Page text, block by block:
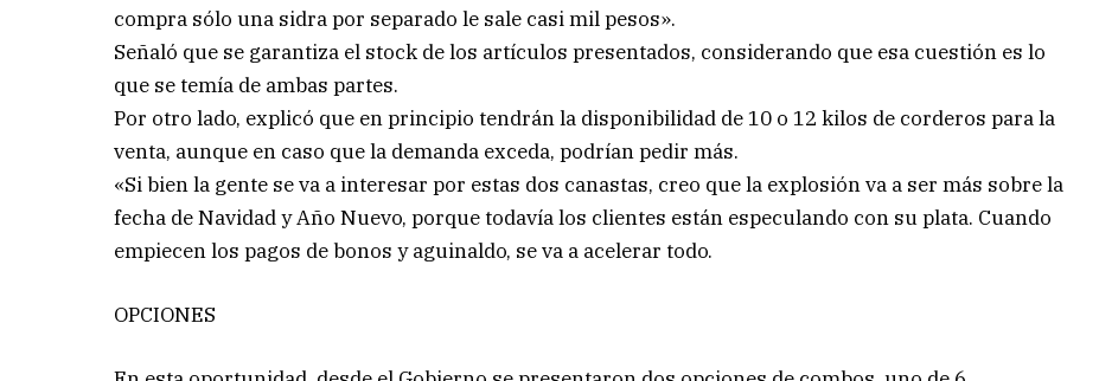
compra sólo una sidra por separado le sale casi mil pesos».
Señaló que se garantiza el stock de los artículos presentados, considerando que esa cuestión es lo
que se temía de ambas partes.
Por otro lado, explicó que en principio tendrán la disponibilidad de 10 o 12 kilos de corderos para la
venta, aunque en caso que la demanda exceda, podrían pedir más.
«Si bien la gente se va a interesar por estas dos canastas, creo que la explosión va a ser más sobre la
fecha de Navidad y Año Nuevo, porque todavía los clientes están especulando con su plata. Cuando
empiecen los pagos de bonos y aguinaldo, se va a acelerar todo.
OPCIONES